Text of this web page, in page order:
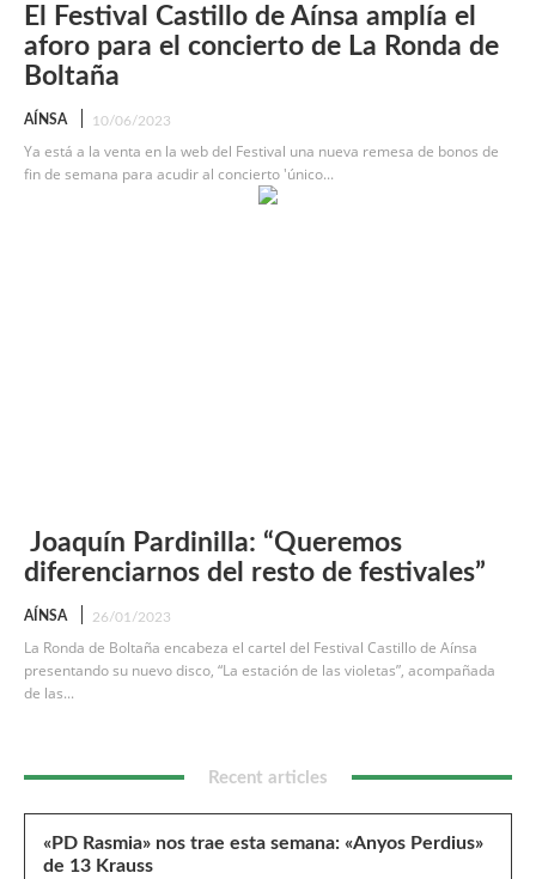
El Festival Castillo de Aínsa amplía el
aforo para el concierto de La Ronda de
Boltaña
AÍNSA 10/06/2023
Ya está a la venta en la web del Festival una nueva remesa de bonos de
fin de semana para acudir al concierto 'único...
Joaquín Pardinilla: “Queremos
diferenciarnos del resto de festivales”
AÍNSA 26/01/2023
La Ronda de Boltaña encabeza el cartel del Festival Castillo de Aínsa
presentando su nuevo disco, “La estación de las violetas”, acompañada
de las...
Recent articles
«PD Rasmia» nos trae esta semana: «Anyos Perdius»
de 13 Krauss